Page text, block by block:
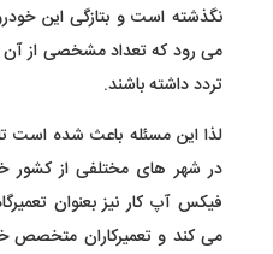
نگذشته است و بتازگی این
می رود که تعداد مشخصی از آن
تردد داشته باشند.
لذا این مسئله باعث شده است
در شهر های مختلفی از کشور
فیکس آپ کار نیز بعنوان
می کند و تعمیرکاران متخصص